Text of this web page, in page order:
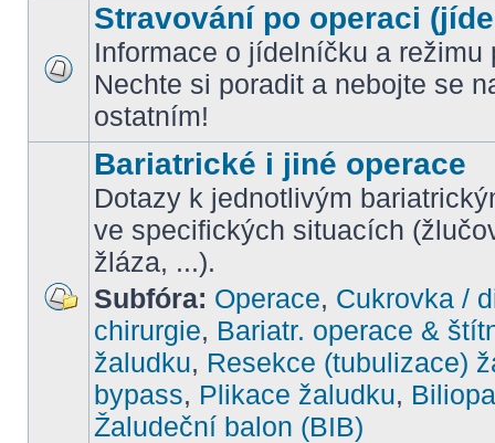
Stravování po operaci
Informace o jídelníčku a režimu
Nechte si poradit a nebojte se
ostatním!
Bariatrické i jiné operace
Dotazy k jednotlivým
ve specifických situacích
žláza, ...).
Subfóra: Operace, Cukrovka /
chirurgie, Bariatr. operace &
žaludku, Resekce (tubulizace)
bypass, Plikace žaludku,
Žaludeční balon (BIB)